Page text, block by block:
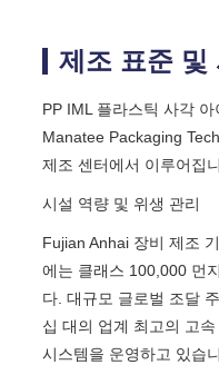
제조 표준 및
PP IML 플라스틱 사각
Manatee Packaging
제조 센터에서 이루어집
시설 역량 및 위생 관리
Fujian Anhai 장비 제조
에는 클래스 100,000 먼
다. 대규모 글로벌 조달
십 대의 업계 최고의 고
시스템을 운영하고 있습